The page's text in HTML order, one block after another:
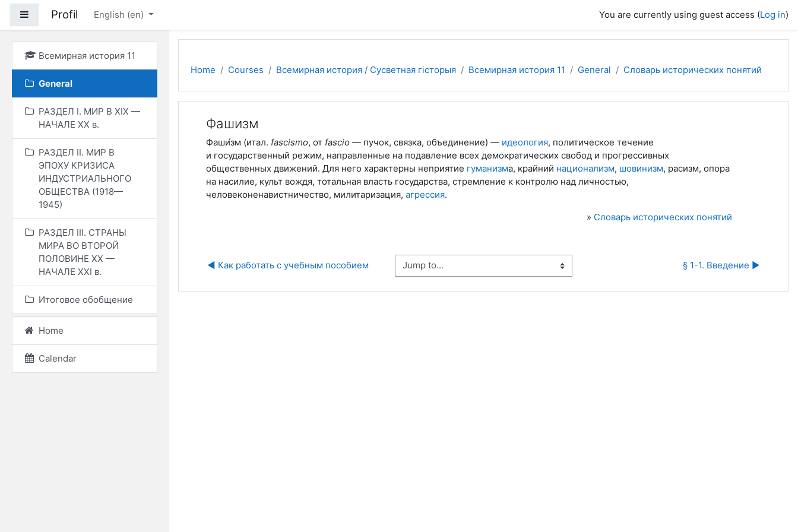
Side panel
Profil English ‎(en)‎ You are currently using guest access (Log in)
Всемирная история 11
General
РАЗДЕЛ I. МИР В ХIХ —
НАЧАЛЕ ХХ в.
РАЗДЕЛ II. МИР В
ЭПОХУ КРИЗИСА
ИНДУСТРИАЛЬНОГО
ОБЩЕСТВА (1918—
1945)
РАЗДЕЛ ІІІ. СТРАНЫ
МИРА ВО ВТОРОЙ
ПОЛОВИНЕ ХХ —
НАЧАЛЕ ХХІ в.
Итоговое обобщение
Home
Calendar
Home Courses Всемирная история / Сусветная гісторыя Всемирная история 11 General Словарь исторических понятий
Фашизм
Фаши́зм (итал. fascismo, от fascio— ​пучок, связка, объединение) — идеология, политическое течение
и государственный режим, направленные на подавление всех демократических свобод и прогрессивных
общественных движений. Для него характерны неприятие гуманизма, крайний национализм, шовинизм, расизм, опора
на насилие, культ вождя, тотальная власть государства, стремление к контролю над личностью,
человеконенавистничество, милитаризация, агрессия.
» Словарь исторических понятий
◀︎ Как работать с учебным пособием Jump to... § 1-1. Введение ▶︎